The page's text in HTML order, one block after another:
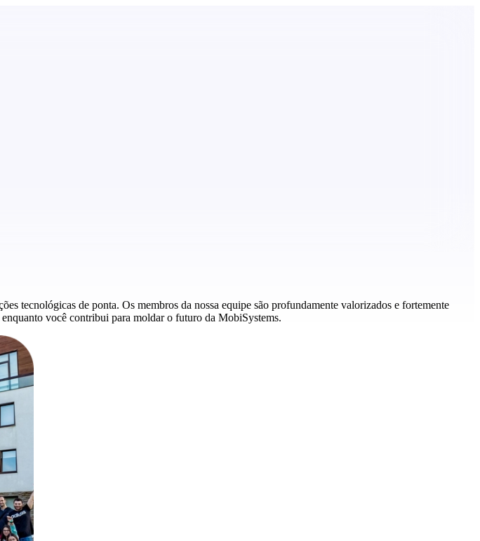
tecnológicas de ponta. Os membros da nossa equipe são profundamente valorizados e fortemente
você contribui para moldar o futuro da MobiSystems.